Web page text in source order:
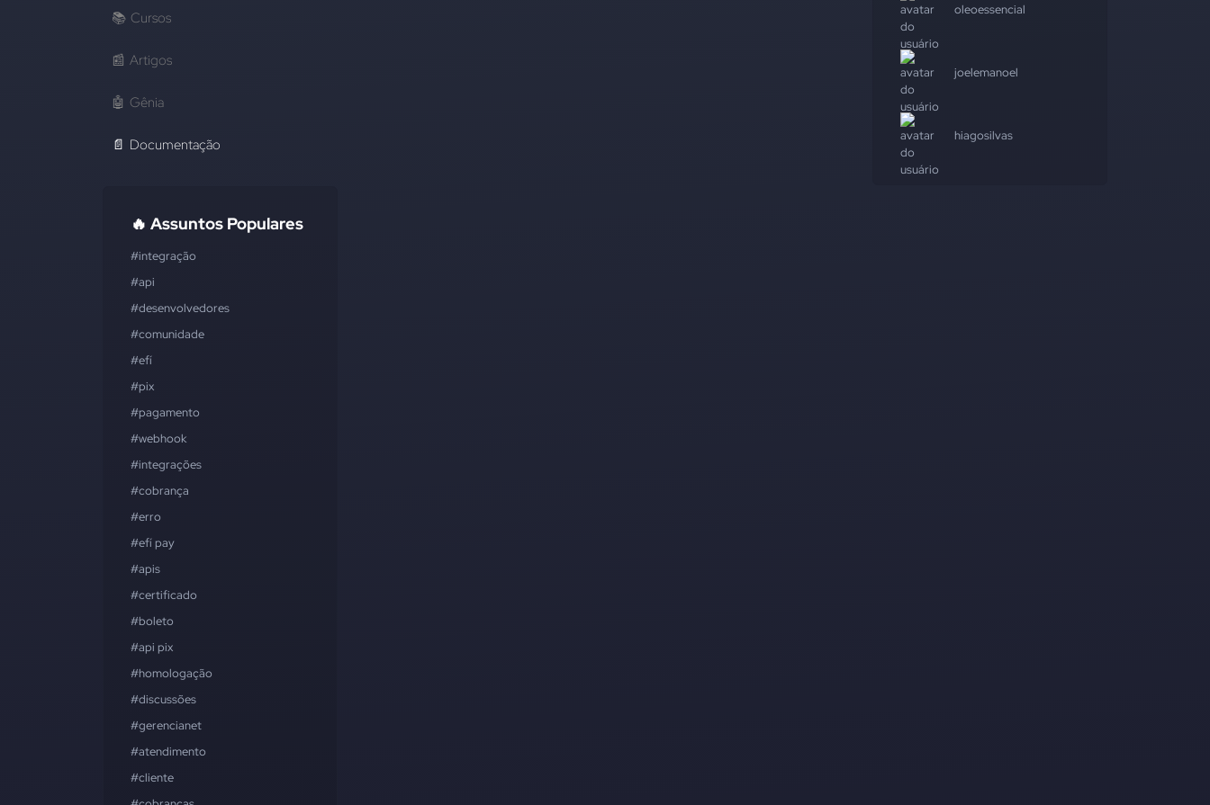
📚 Cursos
📰 Artigos
🤖 Gênia
📄 Documentação
🔥 Assuntos Populares
#integração
#api
#desenvolvedores
#comunidade
#efí
#pix
#pagamento
#webhook
#integrações
#cobrança
#erro
#efí pay
#apis
#certificado
#boleto
#api pix
#homologação
#discussões
#gerencianet
#atendimento
#cliente
oleoessencial
joelemanoel
hiagosilvas